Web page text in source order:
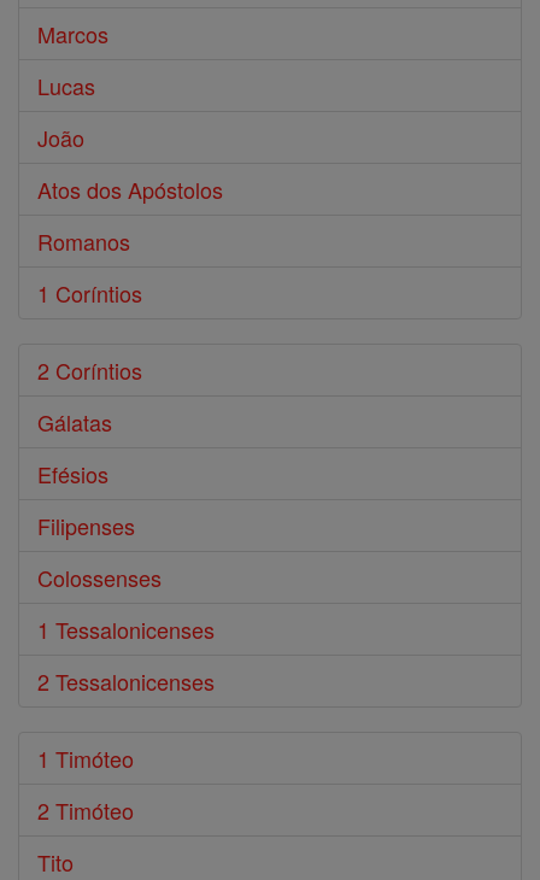
Marcos
Lucas
João
Atos dos Apóstolos
Romanos
1 Coríntios
2 Coríntios
Gálatas
Efésios
Filipenses
Colossenses
1 Tessalonicenses
2 Tessalonicenses
1 Timóteo
2 Timóteo
Tito